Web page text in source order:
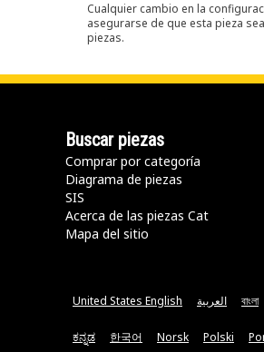
Cualquier cambio en la
asegurarse de que esta pieza
piezas.
Buscar piezas
Comprar por categoría
Diagrama de piezas
SIS
Acerca de las piezas Cat
Mapa del sitio
United States English العربية বাংলা
ಕನ್ನಡ 한국어 Norsk Polski